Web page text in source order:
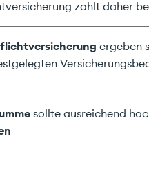
zahlt daher
ergeben
sollte ausreichend